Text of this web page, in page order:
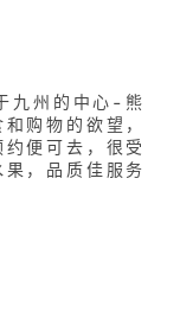
九州的中心-熊
购物的欲望，
便可去，很受
，品质佳服务